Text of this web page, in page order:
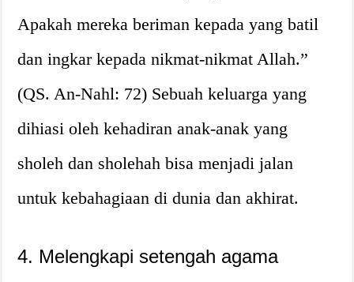
Apakah mereka beriman kepada yang batil
dan ingkar kepada nikmat-nikmat Allah.”
(QS. An-Nahl: 72) Sebuah keluarga yang
dihiasi oleh kehadiran anak-anak yang
sholeh dan sholehah bisa menjadi jalan
untuk kebahagiaan di dunia dan akhirat.
4. Melengkapi setengah agama